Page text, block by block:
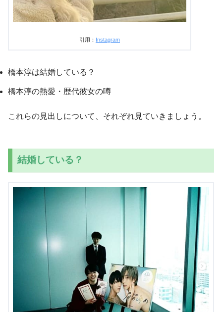
引用： Instagram
橋本淳は結婚している？
橋本淳の熱愛・歴代彼女の噂
これらの見出しについて、それぞれ見ていきましょう。
結婚している？